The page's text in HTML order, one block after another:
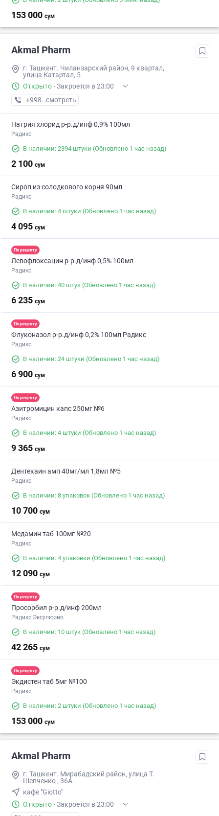
153 000 сум
Akmal Pharm
г. Ташкент. Чиланзарский район, 9 квартал,
улица Катартал, 5
Открыто · Закроется в 23:00
+998 (99) XXX-XX-XX
смотреть
Натрия хлорид р-р.д/инф 0,9% 100мл
Радикс
В наличии: 2394 штуки (Обновлено 1 час назад)
2 100 сум
Сироп из солодкового корня 90мл
Радикс.
В наличии: 4 штуки (Обновлено 1 час назад)
4 095 сум
По рецепту
Левофлоксацин р-р.д/инф 0,5% 100мл
Радикс
В наличии: 40 штук (Обновлено 1 час назад)
6 235 сум
По рецепту
Флуконазол р-р.д/инф 0,2% 100мл Радикс
Радикс
В наличии: 24 штуки (Обновлено 1 час назад)
6 900 сум
По рецепту
Азитромицин капс 250мг №6
Радикс
В наличии: 4 штуки (Обновлено 1 час назад)
9 365 сум
Дентекаин амп 40мг/мл 1,8мл №5
Радикс.
В наличии: 8 упаковок (Обновлено 1 час назад)
10 700 сум
Медамин таб 100мг №20
Радикс
В наличии: 4 упаковки (Обновлено 1 час назад)
12 090 сум
По рецепту
Просорбил р-р.д/инф 200мл
Радикс Эксулюзив
В наличии: 10 штук (Обновлено 1 час назад)
42 265 сум
По рецепту
Экдистен таб 5мг №100
Радикс.
В наличии: 2 штуки (Обновлено 1 час назад)
153 000 сум
Akmal Pharm
г. Ташкент. Мирабадский район, улица Т.
Шевченко , 36А.
кафе "Giotto"
Открыто · Закроется в 23:00